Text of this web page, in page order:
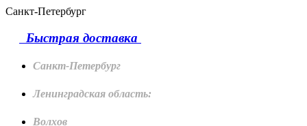
Санкт-Петербург
Быстрая доставка
Санкт-Петербург
Ленинградская область:
Волхов